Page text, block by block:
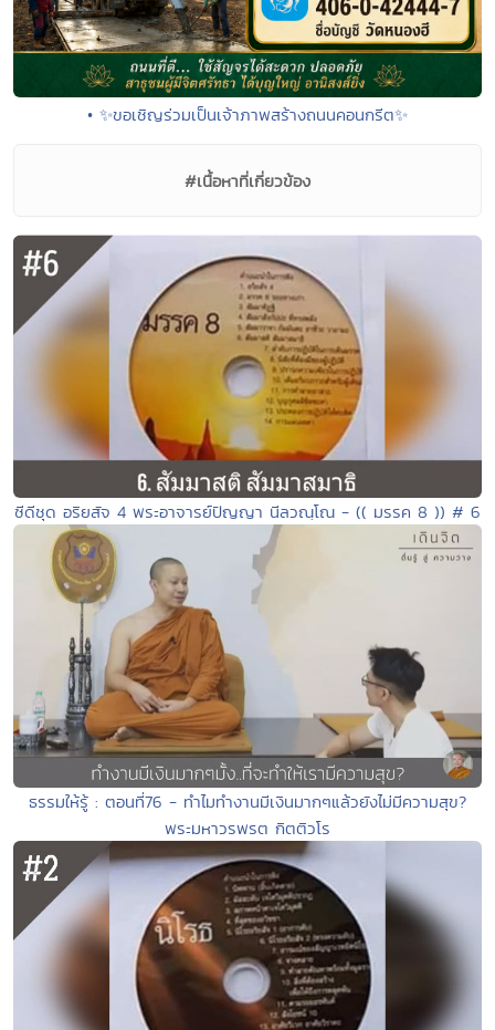
• ✨ขอเชิญร่วมเป็นเจ้าภาพสร้างถนนคอนกรีต✨
#เนื้อหาที่เกี่ยวข้อง
ซีดีชุด อริยสัจ 4 พระอาจารย์ปัญญา นีลวณฺโณ - (( มรรค 8 )) # 6
ธรรมให้รู้ : ตอนที่76 - ทำไมทำงานมีเงินมากๆแล้วยังไม่มีความสุข?
พระมหาวรพรต กิตติวโร